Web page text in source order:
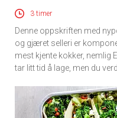
3 timer
Denne oppskriften med
og gjæret selleri er
mest kjente kokker, nemlig
tar litt tid å lage, men du